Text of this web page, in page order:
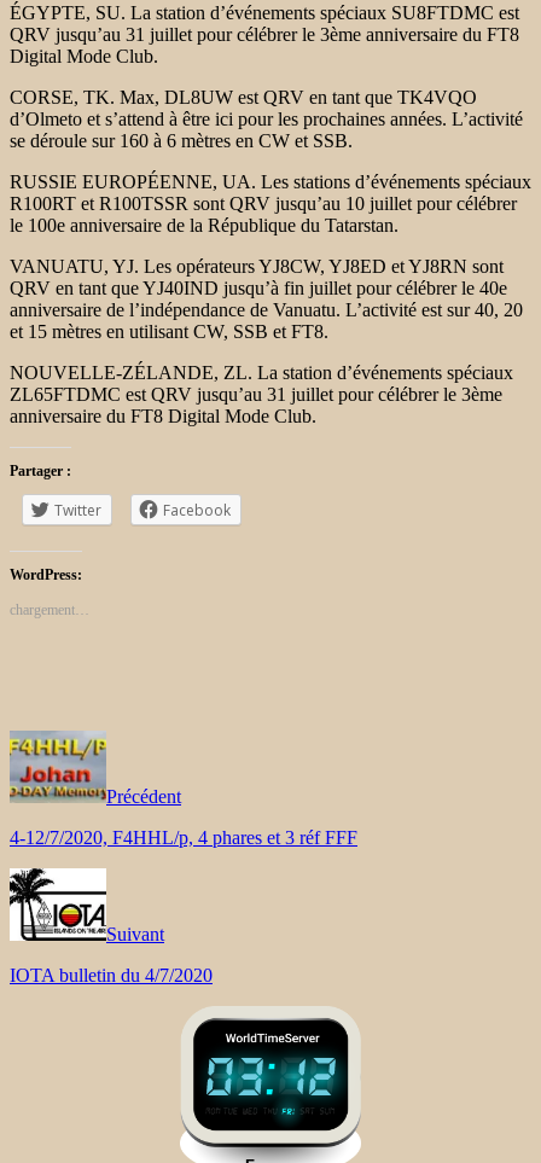
ÉGYPTE, SU. La station d’événements spéciaux SU8FTDMC est
QRV jusqu’au 31 juillet pour célébrer le 3ème anniversaire du FT8
Digital Mode Club.
CORSE, TK. Max, DL8UW est QRV en tant que TK4VQO
d’Olmeto et s’attend à être ici pour les prochaines années. L’activité
se déroule sur 160 à 6 mètres en CW et SSB.
RUSSIE EUROPÉENNE, UA. Les stations d’événements spéciaux
R100RT et R100TSSR sont QRV jusqu’au 10 juillet pour célébrer
le 100e anniversaire de la République du Tatarstan.
VANUATU, YJ. Les opérateurs YJ8CW, YJ8ED et YJ8RN sont
QRV en tant que YJ40IND jusqu’à fin juillet pour célébrer le 40e
anniversaire de l’indépendance de Vanuatu. L’activité est sur 40, 20
et 15 mètres en utilisant CW, SSB et FT8.
NOUVELLE-ZÉLANDE, ZL. La station d’événements spéciaux
ZL65FTDMC est QRV jusqu’au 31 juillet pour célébrer le 3ème
anniversaire du FT8 Digital Mode Club.
Partager :
Twitter Facebook
WordPress:
chargement…
Précédent
4-12/7/2020, F4HHL/p, 4 phares et 3 réf FFF
Suivant
IOTA bulletin du 4/7/2020